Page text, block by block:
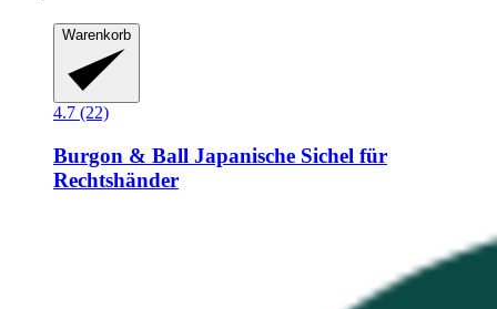
Warenkorb
4.7 (22)
Burgon & Ball Japanische Sichel für
Rechtshänder